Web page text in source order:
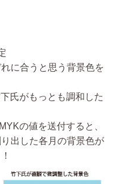
に合うと思う背景色を
氏がもっとも調和した
の値を送付すると、
出した各月の背景色が